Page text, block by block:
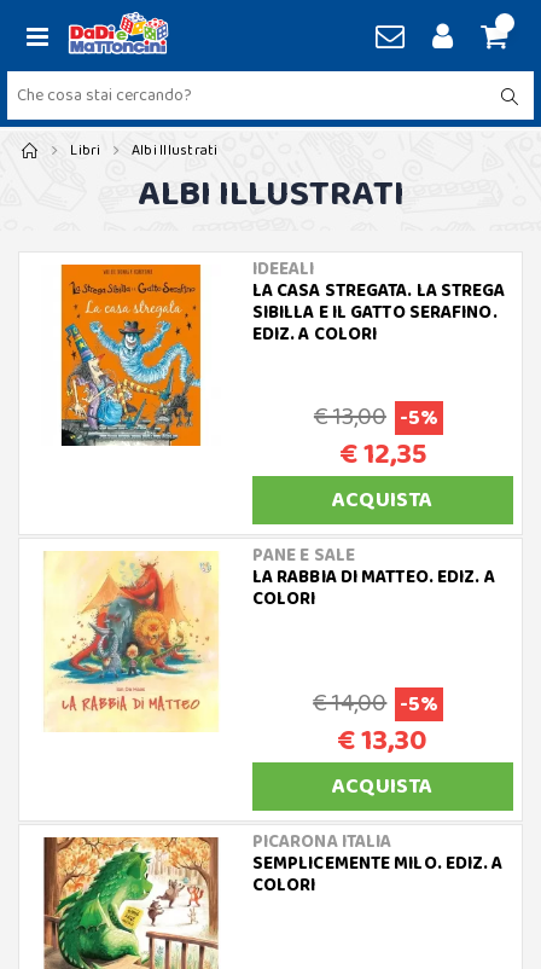
Libri Albi Illustrati
ALBI ILLUSTRATI
IDEEALI
LA CASA STREGATA. LA STREGA
SIBILLA E IL GATTO SERAFINO.
EDIZ. A COLORI
€ 13,00 -5%
€ 12,35
ACQUISTA
PANE E SALE
LA RABBIA DI MATTEO. EDIZ. A
COLORI
€ 14,00 -5%
€ 13,30
ACQUISTA
PICARONA ITALIA
SEMPLICEMENTE MILO. EDIZ. A
COLORI